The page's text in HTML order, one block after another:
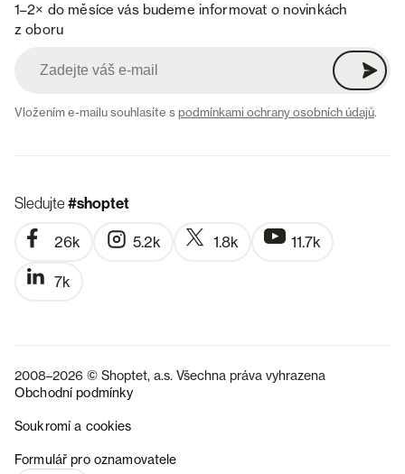
1–2× do měsíce vás budeme informovat o novinkách
z oboru
Vložením e-mailu souhlasíte spodmínkami ochrany osobních údajů.
Sledujte#shoptet
26k 5.2k 1.8k 11.7k
7k
2008–2026 © Shoptet, a.s. Všechna práva vyhrazena
Obchodní podmínky
Soukromí a cookies
Formulář pro oznamovatele